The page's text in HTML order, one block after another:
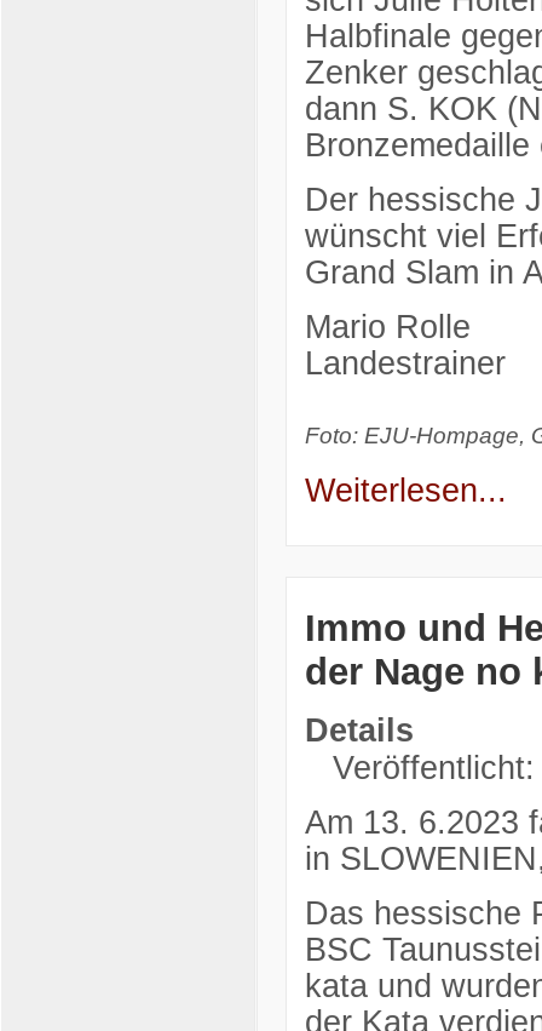
Halbfinale
Zenker
dann S. KOK
Der hessische
wünscht viel
Grand Slam in
Mario Rolle
Landestrainer
Foto: EJU-Hompage,
Weiterlesen...
Immo und
der Nage no
Details
Am 13. 6.2023
in
Das hessische
BSC
kata und
der Kata